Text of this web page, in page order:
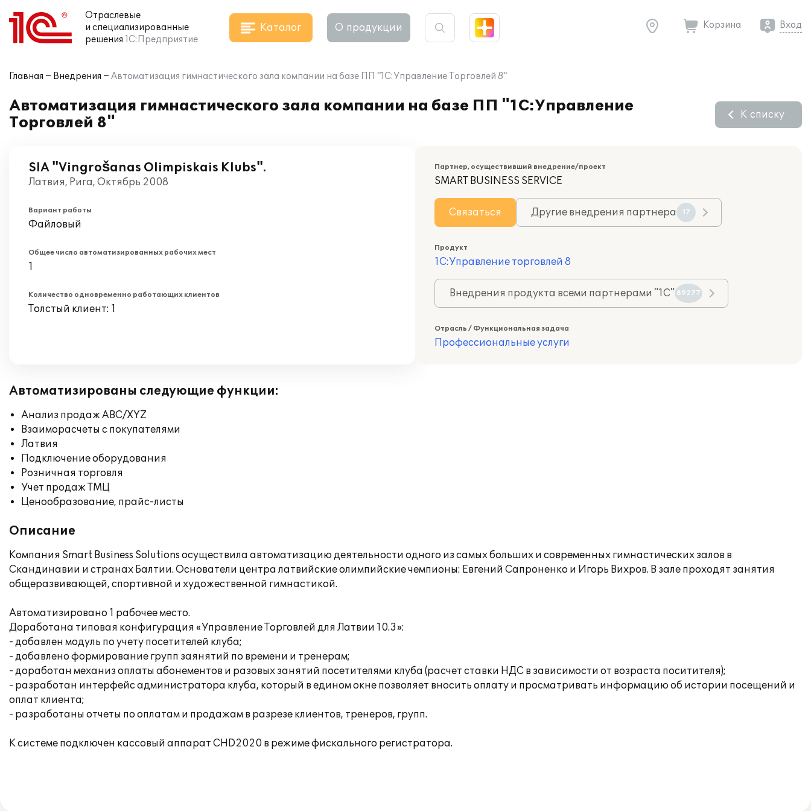
Отраслевые
и специализированные
решения 1С:Предприятие
Каталог О продукции Корзина Вход
Главная Внедрения Автоматизация гимнастического зала компании на базе ПП "1С:Управление Торговлей 8"
Автоматизация гимнастического зала компании на базе ПП "1С:Управление
Торговлей 8"
К списку
SIA "Vingrošanas Olimpiskais Klubs".
Латвия, Рига, Октябрь 2008
Вариант работы
Файловый
Общее число автоматизированных рабочих мест
1
Количество одновременно работающих клиентов
Толстый клиент: 1
Партнер, осуществивший внедрение/проект
SMART BUSINESS SERVICE
Связаться Другие внедрения партнера 17
Продукт
1С:Управление торговлей 8
Внедрения продукта всеми партнерами "1С" 89277
Отрасль / Функциональная задача
Профессиональные услуги
Автоматизированы следующие функции:
Анализ продаж ABC/XYZ
Взаиморасчеты с покупателями
Латвия
Подключение оборудования
Розничная торговля
Учет продаж ТМЦ
Ценообразование, прайс-листы
Описание
Компания Smart Business Solutions осуществила автоматизацию деятельности одного из самых больших и современных гимнастических залов в
Скандинавии и странах Балтии. Основатели центра латвийские олимпийские чемпионы: Евгений Сапроненко и Игорь Вихров. В зале проходят занятия
общеразвивающей, спортивной и художественной гимнастикой.
Автоматизировано 1 рабочее место.
Доработана типовая конфигурация «Управление Торговлей для Латвии 10.3»:
- добавлен модуль по учету посетителей клуба;
- добавлено формирование групп заянятий по времени и тренерам;
- доработан механиз оплаты абонементов и разовых занятий посетителями клуба (расчет ставки НДС в зависимости от возраста поситителя);
- разработан интерфейс администратора клуба, который в едином окне позволяет вносить оплату и просматривать информацию об истории посещений и
оплат клиента;
- разработаны отчеты по оплатам и продажам в разрезе клиентов, тренеров, групп.
К системе подключен кассовый аппарат CHD2020 в режиме фискального регистратора.